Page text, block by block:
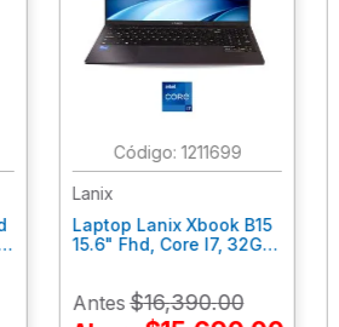
: 1211699
Lanix
Laptop Lanix Xbook B15
15.6" Fhd, Core I7, 32Gb
42023/41914/42053
Antes $16,390.00